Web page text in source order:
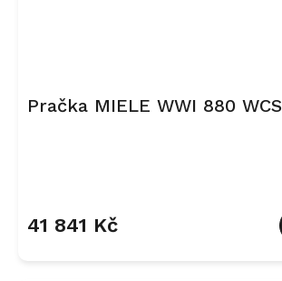
Pračka MIELE WWI 880 WCS
produktu
41 841 Kč